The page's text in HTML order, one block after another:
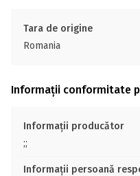
Tara de origine
Romania
Informații conformitate
Informații producător
;;
Informații persoană